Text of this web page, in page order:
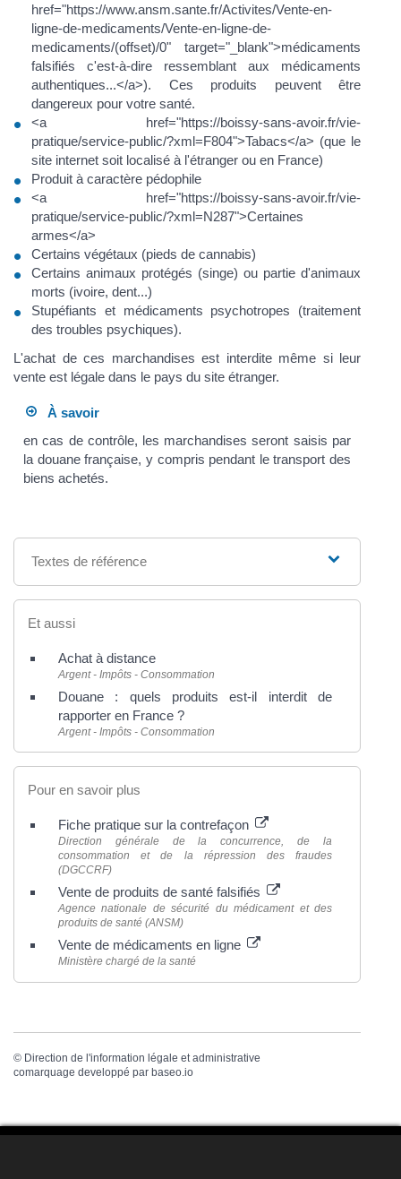
href="https://www.ansm.sante.fr/Activites/Vente-en-
ligne-de-medicaments/Vente-en-ligne-de-
medicaments/(offset)/0" target="_blank">médicaments
falsifiés c'est-à-dire ressemblant aux médicaments
authentiques...</a>). Ces produits peuvent être
dangereux pour votre santé.
<a href="https://boissy-sans-avoir.fr/vie-
pratique/service-public/?xml=F804">Tabacs</a> (que le
site internet soit localisé à l'étranger ou en France)
Produit à caractère pédophile
<a href="https://boissy-sans-avoir.fr/vie-
pratique/service-public/?xml=N287">Certaines
armes</a>
Certains végétaux (pieds de cannabis)
Certains animaux protégés (singe) ou partie d'animaux
morts (ivoire, dent...)
Stupéfiants et médicaments psychotropes (traitement
des troubles psychiques).
L'achat de ces marchandises est interdite même si leur
vente est légale dans le pays du site étranger.
À savoir
en cas de contrôle, les marchandises seront saisis par
la douane française, y compris pendant le transport des
biens achetés.
Textes de référence
Et aussi
Achat à distance
Argent - Impôts - Consommation
Douane : quels produits est-il interdit de
rapporter en France ?
Argent - Impôts - Consommation
Pour en savoir plus
Fiche pratique sur la contrefaçon
Direction générale de la concurrence, de la
consommation et de la répression des fraudes
(DGCCRF)
Vente de produits de santé falsifiés
Agence nationale de sécurité du médicament et des
produits de santé (ANSM)
Vente de médicaments en ligne
Ministère chargé de la santé
© Direction de l'information légale et administrative
comarquage developpé par baseo.io